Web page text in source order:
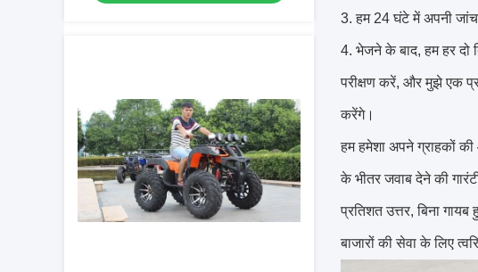
3. हम 24 घंटे में अपनी
4. भेजने के बाद, हम हर दो
परीक्षण करें, और मुझे एक
करेंगे।
हम हमेशा अपने ग्राहकों
के भीतर जवाब देने की
प्रतिशत उत्तर, बिना
बाजारों की सेवा के लिए